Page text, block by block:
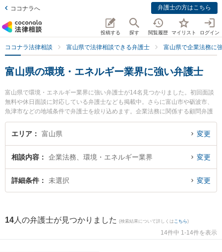
ココナラへ 弁護士の方はこちら
投稿する 探す 閲覧履歴 マイリスト ログイン
ココナラ法律相談 富山県で法律相談できる弁護士 富山県で企業法務に
富山県の環境・エネルギー業界に強い弁護士
富山県で環境・エネルギー業界に強い弁護士が14名見つかりました。初回面談
無料や休日面談に対応している弁護士なども掲載中。さらに富山市や砺波市、
魚津市などの地域条件で弁護士を絞り込めます。企業法務に関係する顧問弁護
士契約や契約書作成・リーガルチェック、雇用契約書・就業規則作成等の細か
な分野での絞り込み検索もでき便利です。特に法律事務所Z 富山オフィスの伊
土日や夜間に発生した環境・エネルギー業界のトラブルを今すぐに弁護士に相
談したい』『環境・エネルギー業界のトラブル解決の実績豊富な近くの弁護士
を検索したい』『初回相談無料で環境・エネルギー業界を法律相談できる富山
エリア 富山県 変更
相談内容 企業法務、環境・エネルギー業界 変更
詳細条件 未選択 変更
14 人の弁護士が見つかりました (検索結果について詳しくは こちら)
14件中 1-14件を表示